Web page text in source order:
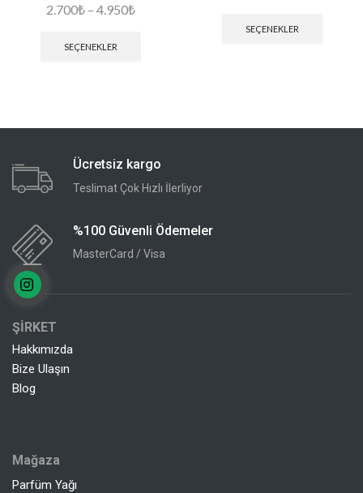
2.700₺ – 4.950₺
SEÇENEKLER
SEÇENEKLER
Ücretsiz kargo
Teslimat Çok Hızlı İlerliyor
%100 Güvenli Ödemeler
MasterCard / Visa
ŞİRKET
Hakkımızda
Bize Ulaşın
Blog
Mağaza
Parfüm Yağı